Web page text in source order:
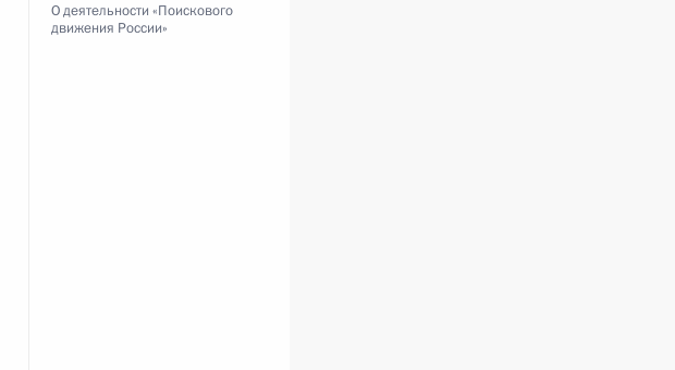
О деятельности «Поискового
движения России»